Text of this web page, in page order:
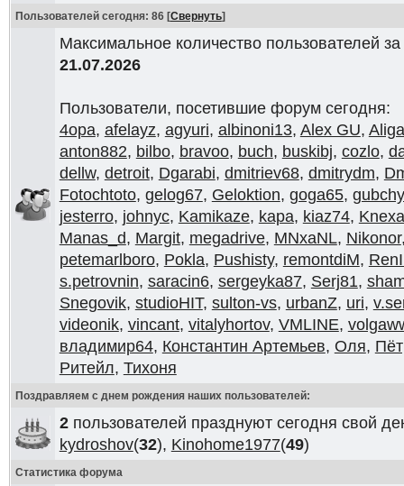
Пользователей сегодня: 86 [Свернуть]
Максимальное количество пользователей
21.07.2026
Пользователи, посетившие форум сегодня:
4opa, afelayz, agyuri, albinoni13, Alex GU,
anton882, bilbo, bravoo, buch, buskibj, cozlo,
dellw, detroit, Dgarabi, dmitriev68, dmitrydm,
Fotochtoto, gelog67, Geloktion, goga65,
jesterro, johnyc, Kamikaze, kapa, kiaz74,
Manas_d, Margit, megadrive, MNxaNL, Nikonor
petemarlboro, Pokla, Pushisty, remontdiM,
s.petrovnin, saracin6, sergeyka87, Serj81,
Snegovik, studioHIT, sulton-vs, urbanZ, uri,
videonik, vincant, vitalyhortov, VMLINE,
владимир64, Константин Артемьев, Оля,
Ритейл, Тихоня
Поздравляем с днем рождения наших пользователей:
2пользователей празднуют сегодня свой
kydroshov(32), Kinohome1977(49)
Статистика форума